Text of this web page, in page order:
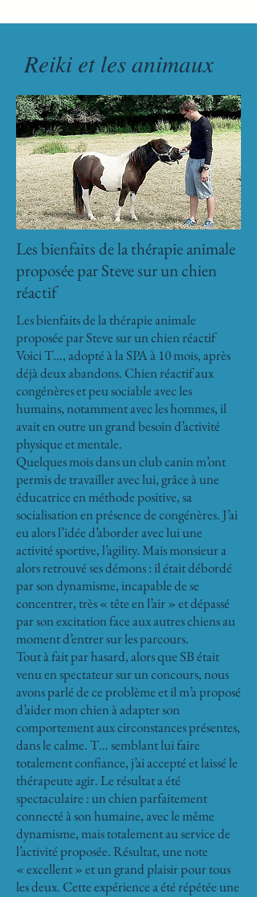
Reiki et les animaux
Les bienfaits de la thérapie animale
proposée par Steve sur un chien
réactif
Les bienfaits de la thérapie animale
proposée par Steve sur un chien réactif
Voici T…, adopté à la SPA à 10 mois, après
déjà deux abandons. Chien réactif aux
congénères et peu sociable avec les
humains, notamment avec les hommes, il
avait en outre un grand besoin d’activité
physique et mentale.
Quelques mois dans un club canin m’ont
permis de travailler avec lui, grâce à une
éducatrice en méthode positive, sa
socialisation en présence de congénères. J’ai
eu alors l’idée d’aborder avec lui une
activité sportive, l’agility. Mais monsieur a
alors retrouvé ses démons : il était débordé
par son dynamisme, incapable de se
concentrer, très « tête en l’air » et dépassé
par son excitation face aux autres chiens au
moment d’entrer sur les parcours.
Tout à fait par hasard, alors que SB était
venu en spectateur sur un concours, nous
avons parlé de ce problème et il m’a proposé
d’aider mon chien à adapter son
comportement aux circonstances présentes,
dans le calme. T… semblant lui faire
totalement confiance, j’ai accepté et laissé le
thérapeute agir. Le résultat a été
spectaculaire : un chien parfaitement
connecté à son humaine, avec le même
dynamisme, mais totalement au service de
l’activité proposée. Résultat, une note
« excellent » et un grand plaisir pour tous
les deux. Cette expérience a été répétée une